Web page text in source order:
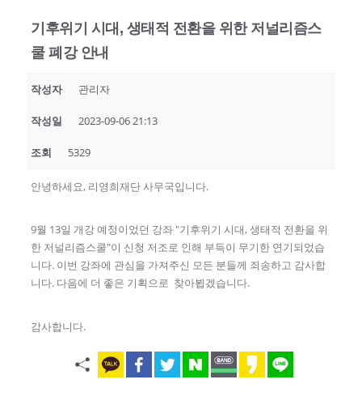
기후위기 시대, 생태적 전환을 위한 저널리즘스
쿨 폐강 안내
작성자 관리자
작성일 2023-09-06 21:13
조회 5329
안녕하세요, 리영희재단 사무국입니다.
9월 13일 개강 예정이었던 강좌 "기후위기 시대, 생태적 전환을 위
한 저널리즘스쿨"이 신청 저조로 인해 부득이 무기한 연기되었습
니다. 이번 강좌에 관심을 가져주신 모든 분들께 죄송하고 감사합
니다. 다음에 더 좋은 기획으로 찾아뵙겠습니다.
감사합니다.